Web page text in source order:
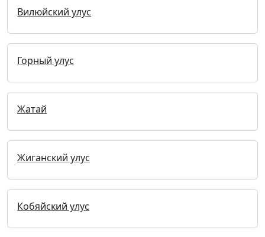
Вилюйский улус
Горный улус
Жатай
Жиганский улус
Кобяйский улус